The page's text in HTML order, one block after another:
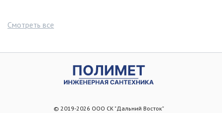
Смотреть все
© 2019-2026 ООО СК "Дальний Восток"